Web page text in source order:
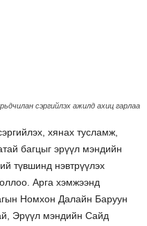
сэргийлэх ажилд ахиц гарлаа
хянах тусламж,
багцыг эрүүл мэндийн
түвшинд нэвтрүүлэх
Арга хэмжээнд
Номхон Далайн Баруун
Эрүүл мэндийн Сайд